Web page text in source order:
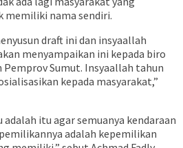
memiliki nama sendiri.
draft ini dan insyaallah
menyampaikan ini kepada biro
Sumut. Insyaallah tahun
kepada masyarakat,”
adalah itu agar semuanya kendaraan
adalah kepemilikan